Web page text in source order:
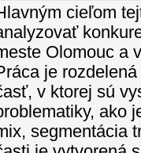
cieľom
Olomouc a
je
v ktorej sú
ako
segmentácia